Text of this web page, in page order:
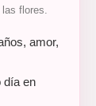
flores.
amor,
día en